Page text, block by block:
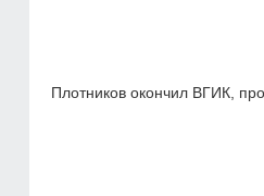
Плотников окончил ВГИК,